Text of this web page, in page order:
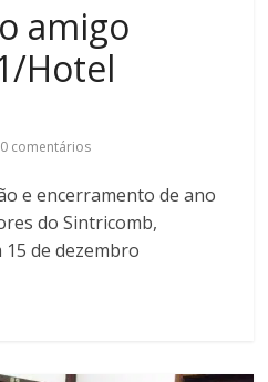
amigo
Hotel
0 comentários
e encerramento de ano
do Sintricomb,
de dezembro